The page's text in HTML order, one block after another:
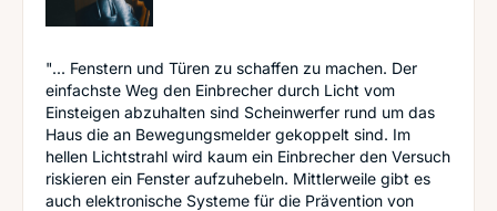
"... Fenstern und Türen zu schaffen zu machen. Der
einfachste Weg den Einbrecher durch Licht vom
Einsteigen abzuhalten sind Scheinwerfer rund um das
Haus die an Bewegungsmelder gekoppelt sind. Im
hellen Lichtstrahl wird kaum ein Einbrecher den Versuch
riskieren ein Fenster aufzuhebeln. Mittlerweile gibt es
auch elektronische Systeme für die Prävention von